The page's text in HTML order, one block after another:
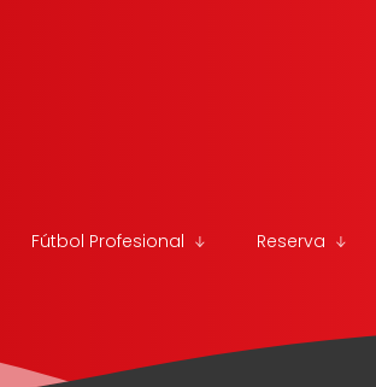
Fútbol Profesional Reserva